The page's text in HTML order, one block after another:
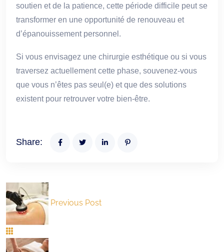
soutien et de la patience, cette période difficile peut se
transformer en une opportunité de renouveau et
d’épanouissement personnel.
Si vous envisagez une chirurgie esthétique ou si vous
traversez actuellement cette phase, souvenez-vous
que vous n’êtes pas seul(e) et que des solutions
existent pour retrouver votre bien-être.
Share:
Previous Post